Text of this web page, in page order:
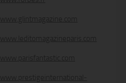
www.glintmagazine.com
www.leditomagazineparis.com
www.parisfantastic.com
www.prestigeinternational-